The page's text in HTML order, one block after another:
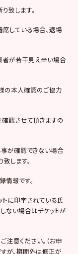
致します。
している場合、退場
者が若干見え辛い場合
の本人確認のご協力
認させて頂きますの
事が確認できない場合
します。
報です。
に印字されている氏
ない場合はチケットが
意ください。（お申
が、期間外は修正が